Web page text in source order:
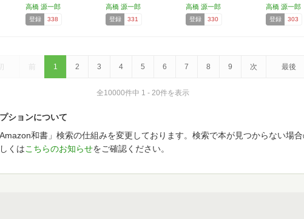
高橋 源一郎
登録 338
に決…
高橋 源一郎
登録 331
高橋 源一郎
登録 330
高橋 源一郎
登録 303
前 1 2 3 4 5 6 7 8 9 次 最後
全10000件中 1 - 20件を表示
ションについて
和書」検索の仕組みを変更しております。検索で本が見つからない場
くはこちらのお知らせをご確認ください。